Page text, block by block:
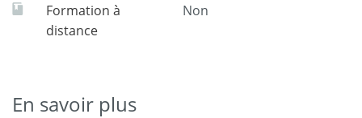
Formation à
distance
Non
En savoir plus